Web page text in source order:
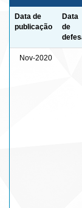
Data de
publicação
Data
de
Nov-2020